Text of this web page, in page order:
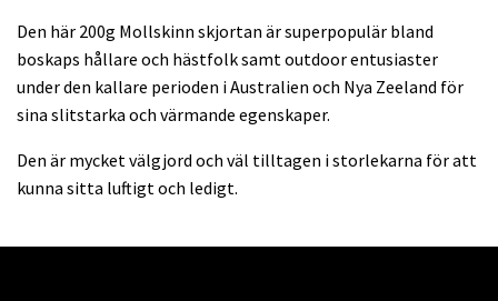
Den här 200g Mollskinn skjortan är superpopulär bland
boskaps hållare och hästfolk samt outdoor entusiaster
under den kallare perioden i Australien och Nya Zeeland för
sina slitstarka och värmande egenskaper.
Den är mycket välgjord och väl tilltagen i storlekarna för att
kunna sitta luftigt och ledigt.